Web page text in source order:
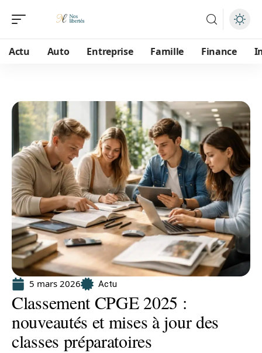
Actu Auto Entreprise Famille Finance
5 mars 2026 Actu
Classement CPGE 2025 :
nouveautés et mises à jour des
classes préparatoires